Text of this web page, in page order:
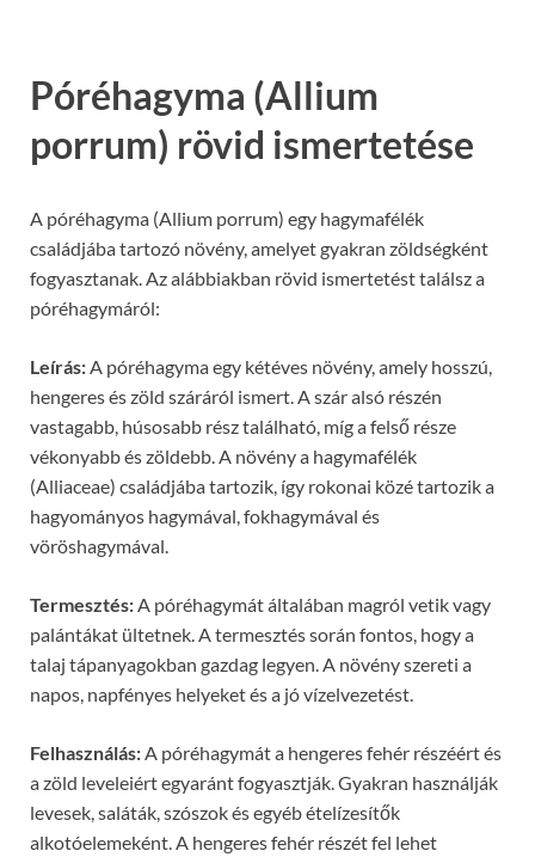
Póréhagyma (Allium
porrum) rövid ismertetése
A póréhagyma (Allium porrum) egy hagymafélék
családjába tartozó növény, amelyet gyakran zöldségként
fogyasztanak. Az alábbiakban rövid ismertetést találsz a
póréhagymáról:
Leírás: A póréhagyma egy kétéves növény, amely hosszú,
hengeres és zöld száráról ismert. A szár alsó részén
vastagabb, húsosabb rész található, míg a felső része
vékonyabb és zöldebb. A növény a hagymafélék
(Alliaceae) családjába tartozik, így rokonai közé tartozik a
hagyományos hagymával, fokhagymával és
vöröshagymával.
Termesztés: A póréhagymát általában magról vetik vagy
palántákat ültetnek. A termesztés során fontos, hogy a
talaj tápanyagokban gazdag legyen. A növény szereti a
napos, napfényes helyeket és a jó vízelvezetést.
Felhasználás: A póréhagymát a hengeres fehér részéért és
a zöld leveleiért egyaránt fogyasztják. Gyakran használják
levesek, saláták, szószok és egyéb ételízesítők
alkotóelemeként. A hengeres fehér részét fel lehet